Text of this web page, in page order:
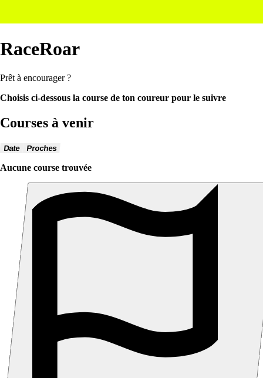
RaceRoar
Prêt à encourager ?
Choisis ci-dessous la course de ton coureur pour le suivre
Courses à venir
Date Proches
Aucune course trouvée